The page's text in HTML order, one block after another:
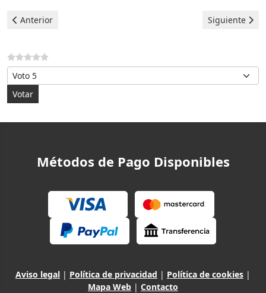
Artículo anterior: Hotpoint Secadora - Error F09
Anterior Artículo
Siguiente
Por favor, vote
Métodos de Pago Disponibles
Aviso legal | Política de privacidad | Política de cookies |
Mapa Web | Contacto